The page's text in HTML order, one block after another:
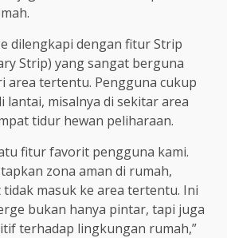
dilengkapi dengan fitur Strip
Strip) yang sangat berguna
area tertentu. Pengguna cukup
lantai, misalnya di sekitar area
tidur hewan peliharaan.
fitur favorit pengguna kami.
zona aman di rumah,
masuk ke area tertentu. Ini
bukan hanya pintar, tapi juga
terhadap lingkungan rumah,”